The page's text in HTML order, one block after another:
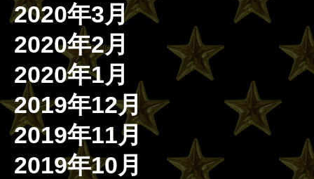
2020年3月
2020年2月
2020年1月
2019年12月
2019年11月
2019年10月